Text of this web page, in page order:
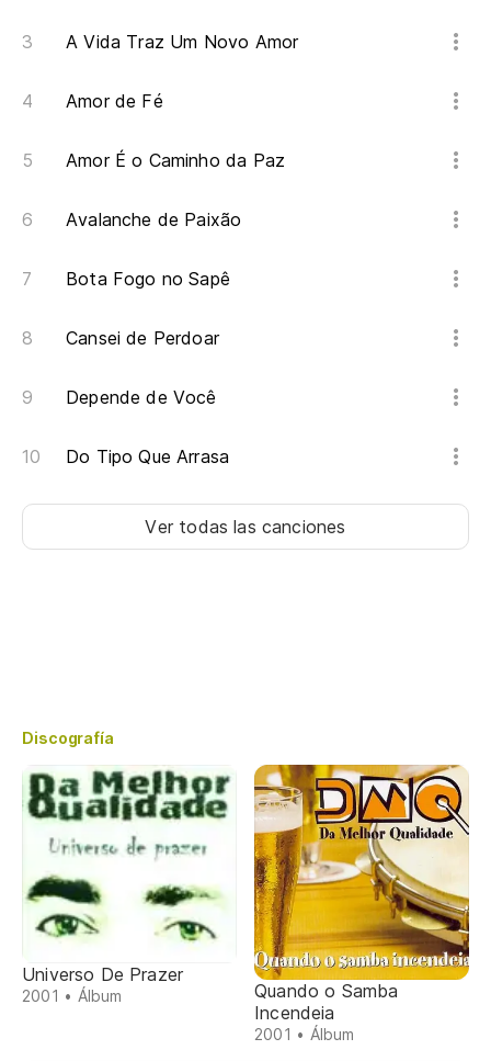
A Vida Traz Um Novo Amor
Amor de Fé
Amor É o Caminho da Paz
Avalanche de Paixão
Bota Fogo no Sapê
Cansei de Perdoar
Depende de Você
Do Tipo Que Arrasa
Ver todas las canciones
Discografía
Universo De Prazer
2001 • Álbum
Quando o Samba
Incendeia
2001 • Álbum